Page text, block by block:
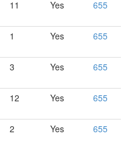
11 Yes 655
1 Yes 655
3 Yes 655
12 Yes 655
2 Yes 655